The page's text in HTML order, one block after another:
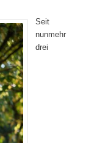
Seit
nunmehr
drei